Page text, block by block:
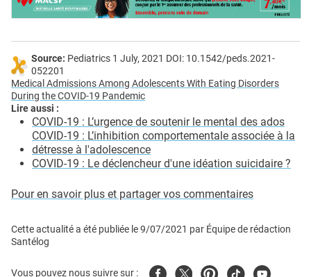
Source: Pediatrics 1 July, 2021 DOI: 10.1542/peds.2021-
052201
Medical Admissions Among Adolescents With Eating Disorders
During the COVID-19 Pandemic
Lire aussi :
COVID-19 : L’urgence de soutenir le mental des ados
COVID-19 : L’inhibition comportementale associée à la
détresse à l'adolescence
COVID-19 : Le déclencheur d'une idéation suicidaire ?
Pour en savoir plus et partager vos commentaires
Cette actualité a été publiée le9/07/2021 par Équipe de rédaction
Santélog
Vous pouvez nous suivre sur : FacebookTwitterPinterest
TiktokYoutube